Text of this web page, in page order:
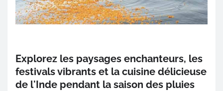
Explorez les paysages enchanteurs, les
festivals vibrants et la cuisine délicieuse
de l'Inde pendant la saison des pluies